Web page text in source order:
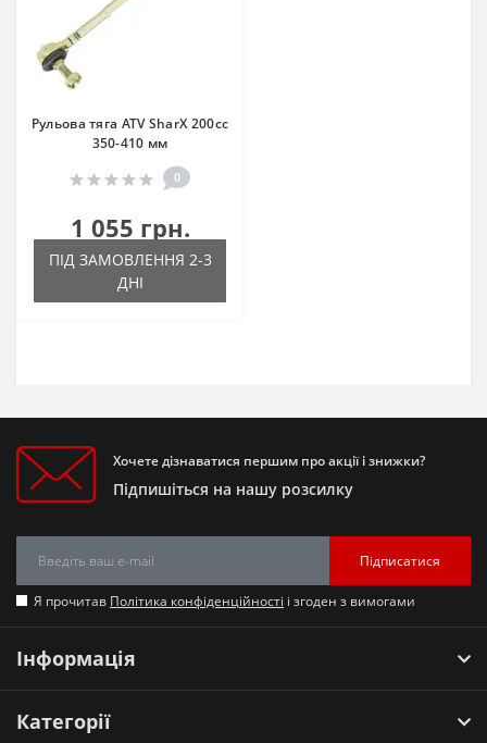
Рульова тяга ATV SharX 200сс
350-410 мм
0
1 055 грн.
ПІД ЗАМОВЛЕННЯ 2-3
ДНІ
Хочете дізнаватися першим про акції і знижки?
Підпишіться на нашу розсилку
Підписатися
Я прочитав Політика конфіденційності і згоден з вимогами
Інформація
Категорії